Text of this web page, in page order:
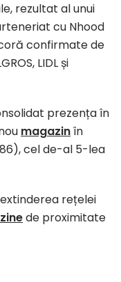
rezultat al unui
cu Nhood
confirmate de
LIDL și
prezența în
magazinîn
cel de-al 5-lea
rețelei
de proximitate